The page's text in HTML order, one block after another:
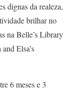
dignas da realeza,
brilhar no
na Belle’s Library
Elsa’s
6 meses e 3